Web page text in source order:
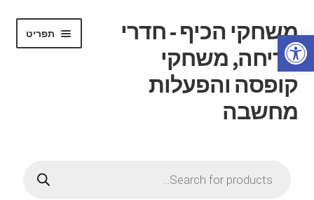
פתח סרגל נגישות
דלג
לניווט
לדלג
לתוכן
משחקי הכיף - חדרי
בריחה, משחקי
קופסה והפעלות
מחשבה
תפריט
תפריט
הרחב
search